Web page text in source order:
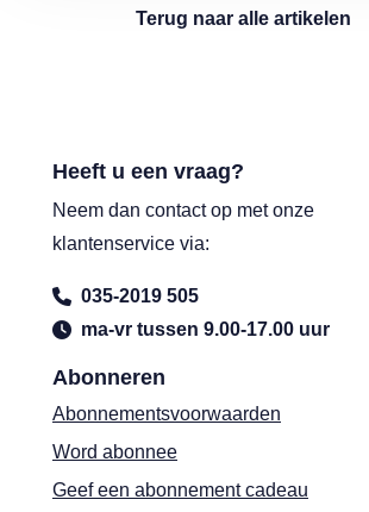
Terug naar alle artikelen
Abonneren
Abonnementsvoorwaarden
Word abonnee
Geef een abonnement cadeau
Heeft u een vraag?
Neem dan contact op met onze
klantenservice via:
035-2019 505
ma-vr tussen 9.00-17.00 uur